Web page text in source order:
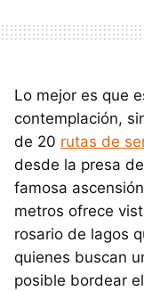
Lo mejor es que
contemplación,
de 20 rutas de
desde la presa
famosa
metros ofrece
rosario de lagos
quienes buscan
posible bordear